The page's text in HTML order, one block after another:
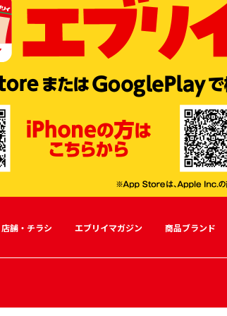
店舗・チラシ エブリイマガジン 商品ブランド